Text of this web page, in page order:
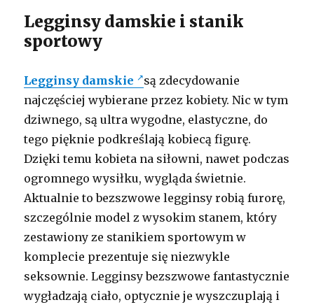
Legginsy damskie i stanik
sportowy
Legginsy damskie
są zdecydowanie
najczęściej wybierane przez kobiety. Nic w tym
dziwnego, są ultra wygodne, elastyczne, do
tego pięknie podkreślają kobiecą figurę.
Dzięki temu kobieta na siłowni, nawet podczas
ogromnego wysiłku, wygląda świetnie.
Aktualnie to bezszwowe legginsy robią furorę,
szczególnie model z wysokim stanem, który
zestawiony ze stanikiem sportowym w
komplecie prezentuje się niezwykle
seksownie. Legginsy bezszwowe fantastycznie
wygładzają ciało, optycznie je wyszczuplają i